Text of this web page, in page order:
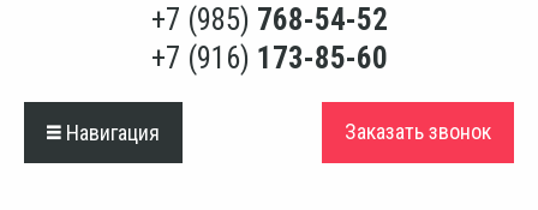
+7 (985) 768-54-52
+7 (916) 173-85-60
Навигация Заказать звонок